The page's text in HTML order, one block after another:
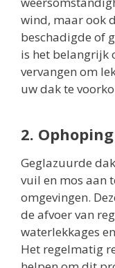
wind, maar ook
beschadigde of
is het belangrijk
vervangen om
uw dak te
2.
Geglazuurde
vuil en mos aan
omgevingen.
de afvoer van
waterlekkages
Het regelmatig